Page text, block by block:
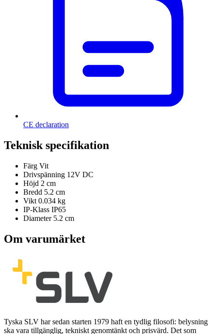
CE declaration
Teknisk specifikation
Färg Vit
Drivspänning 12V DC
Höjd 2 cm
Bredd 5.2 cm
Vikt 0.034 kg
IP-Klass IP65
Diameter5.2 cm
Om varumärket
Tyska SLV har sedan starten 1979 haft en tydlig filosofi: belysning
ska vara tillgänglig, tekniskt genomtänkt och prisvärd. Det som